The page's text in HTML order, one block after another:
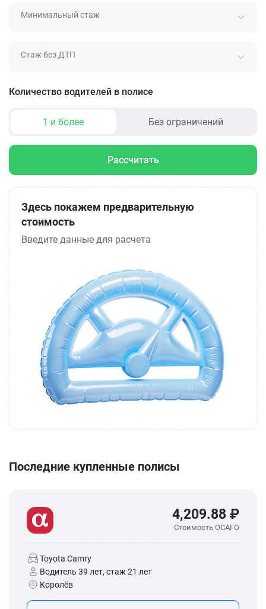
Минимальный стаж
Стаж без ДТП
Количество водителей в полисе
1 и более Без ограничений
Рассчитать
Здесь покажем предварительную
стоимость
Введите данные для расчета
Последние купленные полисы
4,209.88 ₽
Стоимость ОСАГО
Toyota Camry
Водитель 39 лет, стаж 21 лет
Королёв